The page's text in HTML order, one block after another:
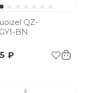
QZ-
BN
₽